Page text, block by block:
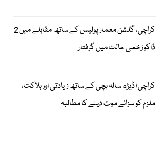
کراچی، گلشن معمار پولیس کے ساتھ مقابلے میں 2
ڈاکو زخمی حالت میں گرفتار
کراچی؛ ڈیڑھ سالہ بچی کے ساتھ زیادتی اور ہلاکت،
ملزم کو سزائے موت دینے کا مطالبہ